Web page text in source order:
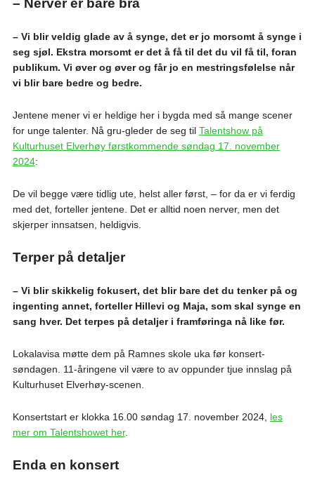
– Nerver er bare bra
– Vi blir veldig glade av å synge, det er jo morsomt å synge i
seg sjøl. Ekstra morsomt er det å få til det du vil få til, foran
publikum. Vi øver og øver og får jo en mestringsfølelse når
vi blir bare bedre og bedre.
Jentene mener vi er heldige her i bygda med så mange scener
for unge talenter. Nå gru-gleder de seg til Talentshow på
Kulturhuset Elverhøy førstkommende søndag 17. november
2024:
De vil begge være tidlig ute, helst aller først, – for da er vi ferdig
med det, forteller jentene. Det er alltid noen nerver, men det
skjerper innsatsen, heldigvis.
Terper på detaljer
– Vi blir skikkelig fokusert, det blir bare det du tenker på og
ingenting annet, forteller Hillevi og Maja, som skal synge en
sang hver. Det terpes på detaljer i framføringa nå like før.
Lokalavisa møtte dem på Ramnes skole uka før konsert-
søndagen. 11-åringene vil være to av oppunder tjue innslag på
Kulturhuset Elverhøy-scenen.
Konsertstart er klokka 16.00 søndag 17. november 2024, les
mer om Talentshowet her.
Enda en konsert